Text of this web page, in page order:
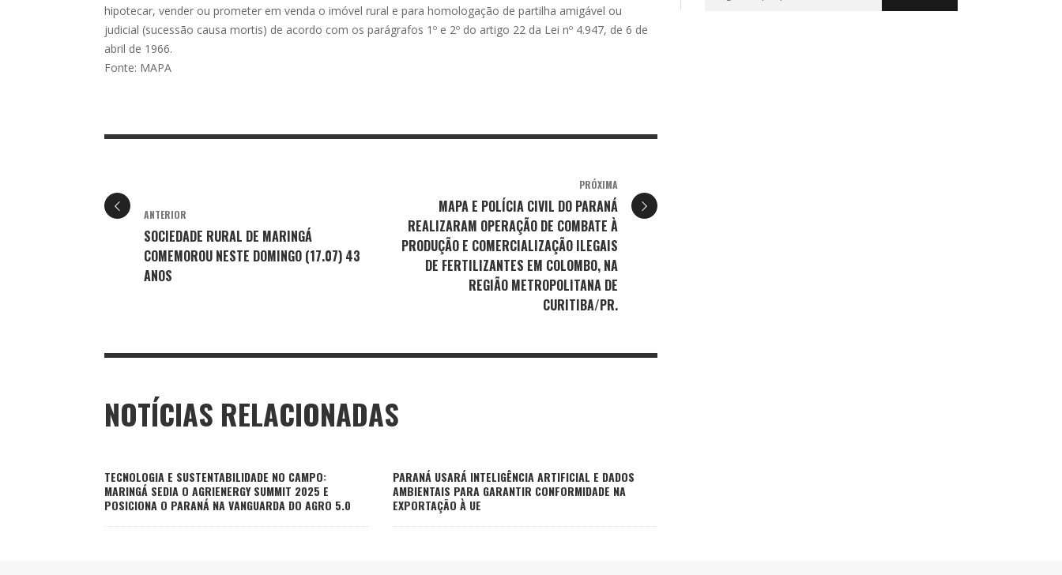
hipotecar, vender ou prometer em venda o imóvel rural e para homologação de partilha amigável ou
judicial (sucessão causa mortis) de acordo com os parágrafos 1º e 2º do artigo 22 da Lei nº 4.947, de 6 de
abril de 1966.
Fonte: MAPA
ANTERIOR
SOCIEDADE RURAL DE MARINGÁ
COMEMOROU NESTE DOMINGO (17.07) 43
ANOS
PRÓXIMA
MAPA E POLÍCIA CIVIL DO PARANÁ
REALIZARAM OPERAÇÃO DE COMBATE À
PRODUÇÃO E COMERCIALIZAÇÃO ILEGAIS
DE FERTILIZANTES EM COLOMBO, NA
REGIÃO METROPOLITANA DE
CURITIBA/PR.
NOTÍCIAS RELACIONADAS
TECNOLOGIA E SUSTENTABILIDADE NO CAMPO:
MARINGÁ SEDIA O AGRIENERGY SUMMIT 2025 E
POSICIONA O PARANÁ NA VANGUARDA DO AGRO 5.0
PARANÁ USARÁ INTELIGÊNCIA ARTIFICIAL E DADOS
AMBIENTAIS PARA GARANTIR CONFORMIDADE NA
EXPORTAÇÃO À UE